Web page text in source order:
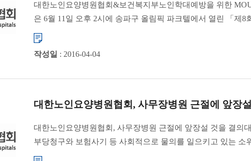
대한노인요양병원협회&보건복지부노인학대예방을 위한
은 6월 11일 오후 2시에 송파구 올림픽 파크텔에서 열린 「제
보건복지부(장...
작성일 : 2016-04-04
대한노인요양병원협회, 사무장병원 근절에 앞장
대한노인요양병원협회, 사무장병원 근절에 앞장설 것을 결의
부당청구와 보험사기 등 사회적으로 물의를 일으키고 있는 소